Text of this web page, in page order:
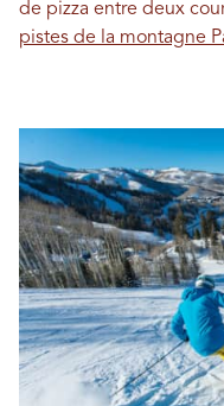
de pizza entre deux
pistes de la montagne